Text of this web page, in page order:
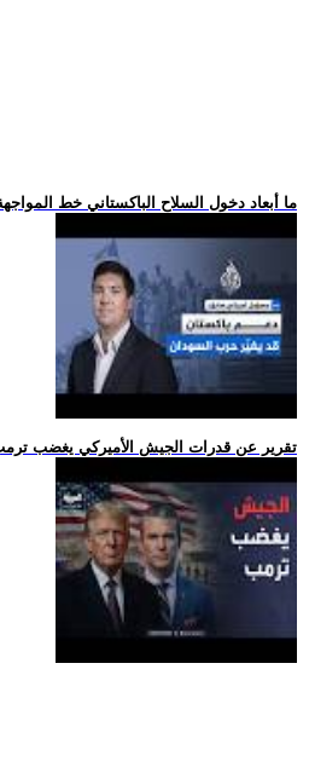
.. ما أبعاد دخول السلاح الباكستاني خط
.. تقرير عن قدرات الجيش الأميركي يغضب